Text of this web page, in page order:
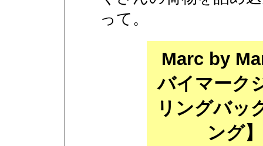
って。
Marc by
バイマーク
リングバッ
ング